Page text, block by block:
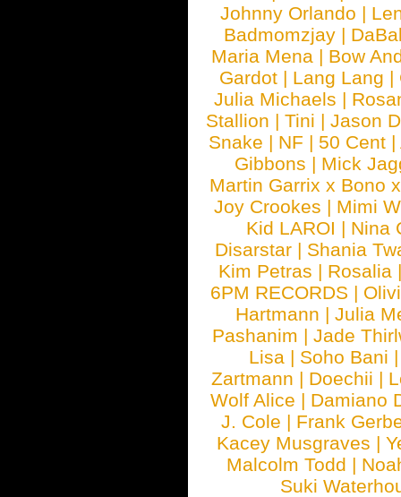
Johnny Orlando |
Badmomzjay |
Maria Mena | Bow
Gardot | Lang Lang |
Julia Michaels |
Stallion |Tini |Jason
Snake | NF | 50 Cent |
Gibbons | Mick
Martin Garrix x Bono
Joy Crookes | Mimi
Kid LAROI | Nina
Disarstar | Shania
Kim Petras | Rosalia
6PM RECORDS |
Hartmann |Julia
Pashanim |Jade
Lisa | Soho Bani
Zartmann | Doechii |
Wolf Alice | Damiano
J. Cole | Frank
Kacey Musgraves |
Malcolm Todd |
Suki